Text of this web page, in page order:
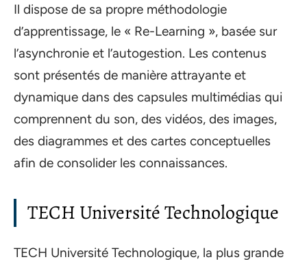
Il dispose de sa propre méthodologie
d’apprentissage, le « Re-Learning », basée sur
l’asynchronie et l’autogestion. Les contenus
sont présentés de manière attrayante et
dynamique dans des capsules multimédias qui
comprennent du son, des vidéos, des images,
des diagrammes et des cartes conceptuelles
afin de consolider les connaissances.
TECH Université Technologique
TECH Université Technologique, la plus grande